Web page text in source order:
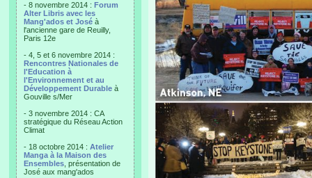
- 8 novembre 2014 : Forum
Alter Libris avec les
Mang'ados et José à
l'ancienne gare de Reuilly,
Paris 12e
- 4, 5 et 6 novembre 2014 :
Rencontres Nationales de
l'Education à
l'Environnement et au
Développement Durable à
Gouville s/Mer
- 3 novembre 2014 : CA
stratégique du Réseau Action
Climat
- 18 octobre 2014 : Atelier
Manga à la Maison des
Ensembles , présentation de
José aux mang'ados